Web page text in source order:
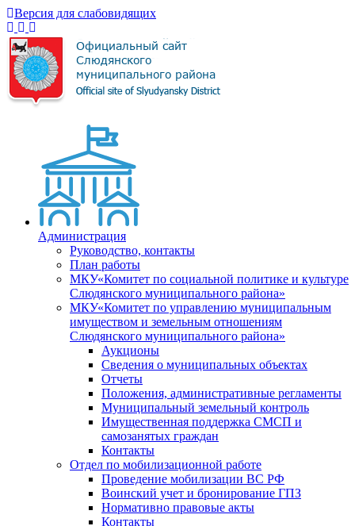
Версия для слабовидящих
Администрация
Руководство, контакты
План работы
МКУ«Комитет по социальной политике и культуре
Слюдянского муниципального района»
МКУ«Комитет по управлению муниципальным
имуществом и земельным отношениям
Слюдянского муниципального района»
Аукционы
Сведения о муниципальных объектах
Отчеты
Положения, административные регламенты
Муниципальный земельный контроль
Имущественная поддержка СМСП и
самозанятых граждан
Контакты
Отдел по мобилизационной работе
Проведение мобилизации ВС РФ
Воинский учет и бронирование ГПЗ
Нормативно правовые акты
Контакты